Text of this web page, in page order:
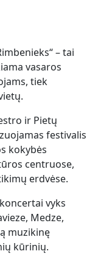
– tai
vasaros
tiek
ir Pietų
festivalis
kokybės
centruose,
erdvėse.
vyks
Medze,
muzikinę
kūrinių.